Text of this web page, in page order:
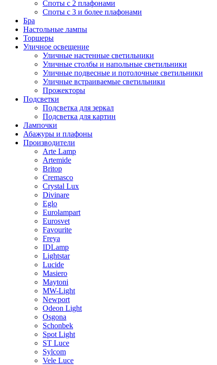
Споты с 2 плафонами
Споты с 3 и более плафонами
Бра
Настольные лампы
Торшеры
Уличное освещение
Уличные настенные светильники
Уличные столбы и напольные светильники
Уличные подвесные и потолочные светильники
Уличные встраиваемые светильники
Прожекторы
Подсветки
Подсветка для зеркал
Подсветка для картин
Лампочки
Абажуры и плафоны
Производители
Arte Lamp
Artemide
Britop
Cremasco
Crystal Lux
Divinare
Eglo
Eurolampart
Eurosvet
Favourite
Freya
IDLamp
Lightstar
Lucide
Masiero
Maytoni
MW-Light
Newport
Odeon Light
Osgona
Schonbek
Spot Light
ST Luce
Sylcom
Vele Luce